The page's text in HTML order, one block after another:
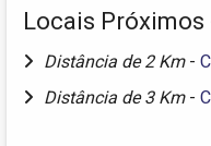
Locais Próximos
Distância de 2 Km -
Distância de 3 Km -